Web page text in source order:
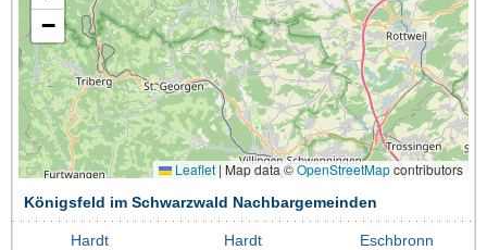
−
Leaflet | Map data ©OpenStreetMapcontributors
Königsfeld im Schwarzwald Nachbargemeinden
Hardt Hardt Eschbronn